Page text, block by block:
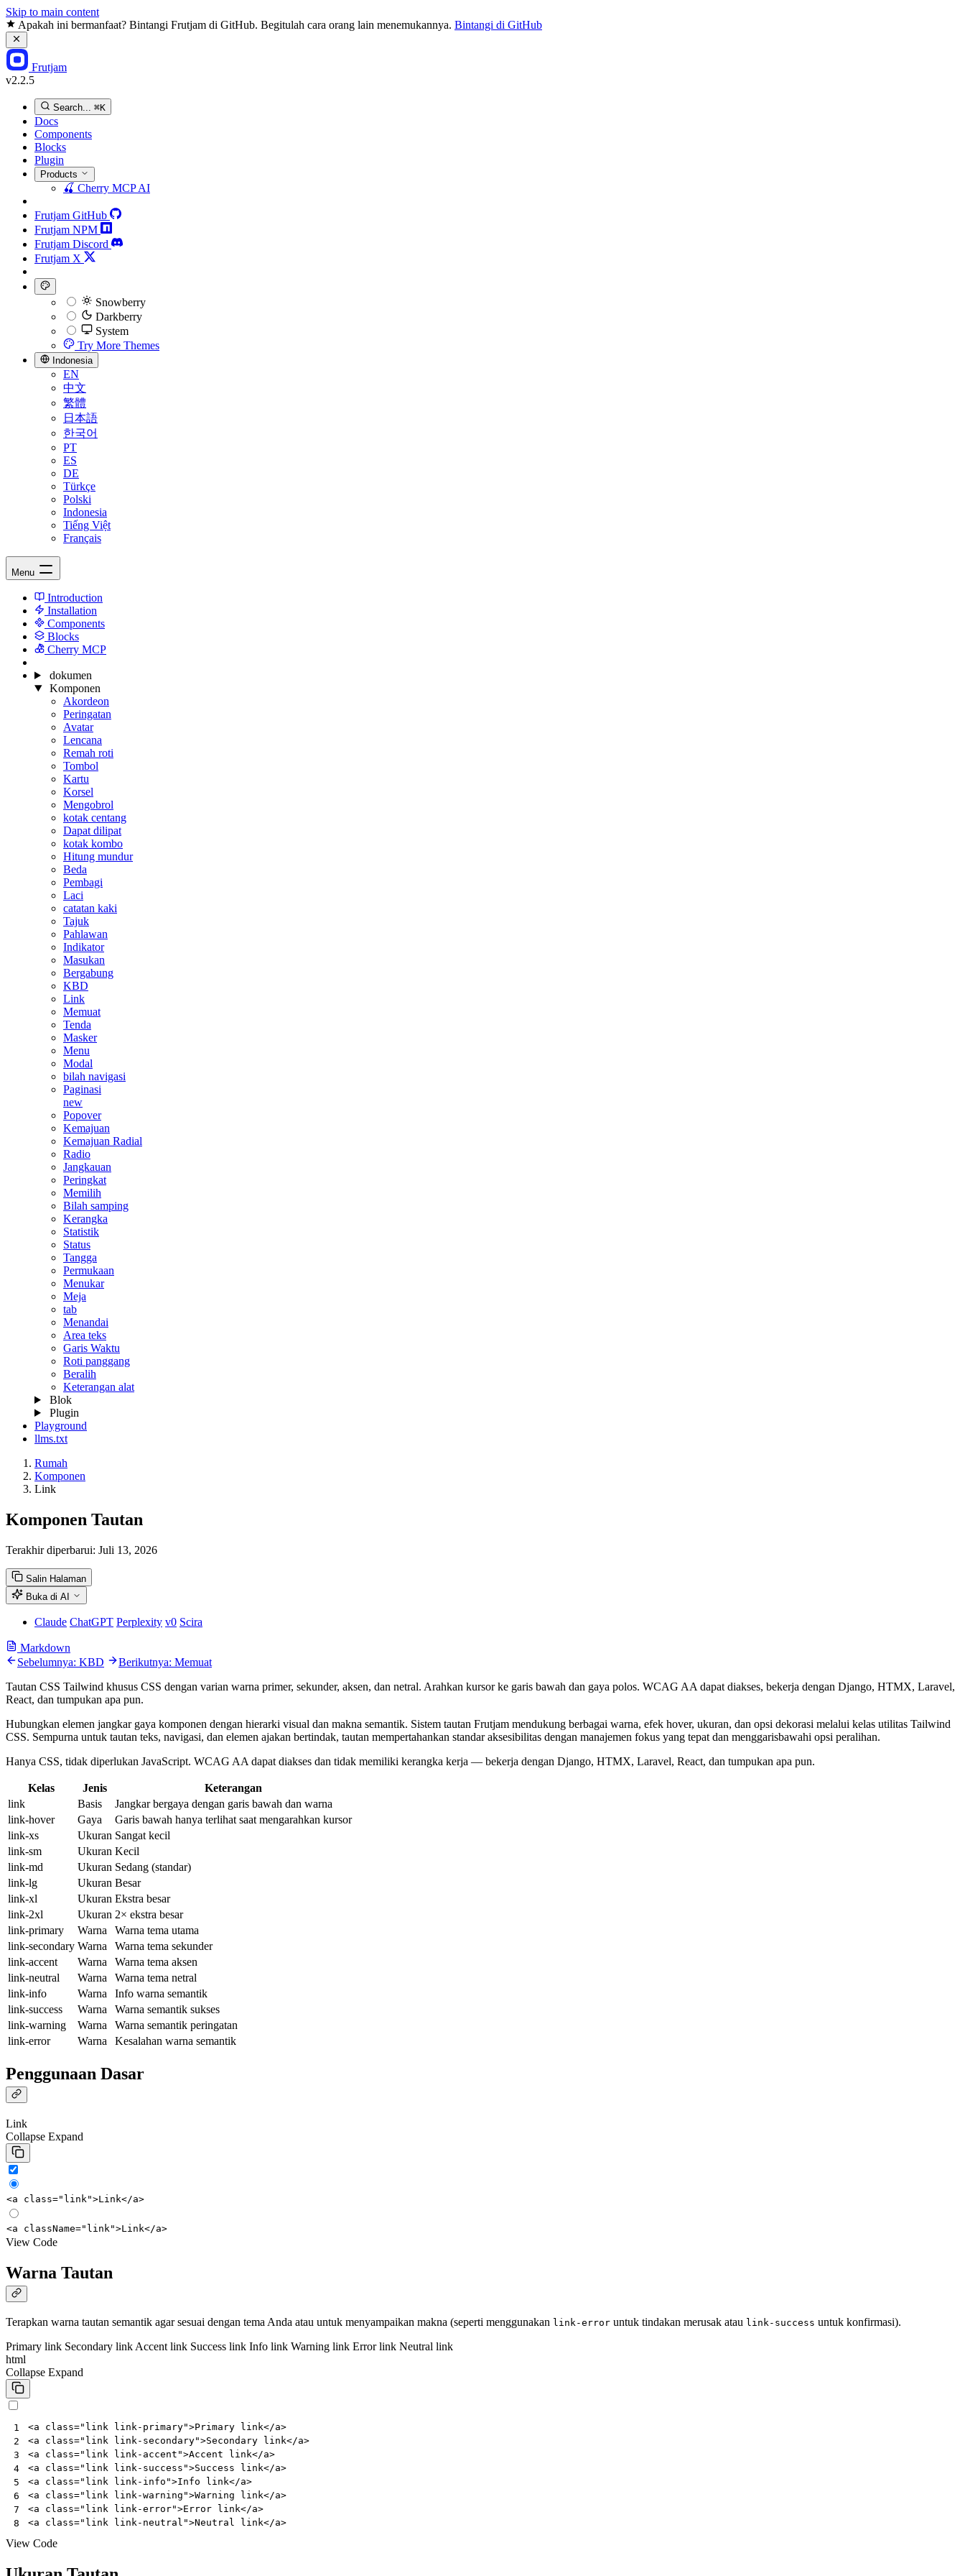
Skip to main content
Apakah ini bermanfaat? Bintangi Frutjam di GitHub. Begitulah cara orang lain menemukannya. Bintangi di GitHub
Frutjam
v2.2.5
Search... ⌘K
Docs
Components
Blocks
Plugin
Products
🍒 Cherry MCPAI
Frutjam GitHub
Frutjam NPM
Frutjam Discord
Frutjam X
Snowberry
Darkberry
System
Try More Themes
Indonesia
EN
中文
繁體
日本語
한국어
PT
ES
DE
Türkçe
Polski
Indonesia
Tiếng Việt
Français
Menu
Introduction
Installation
Components
Blocks
Cherry MCP
dokumen
Komponen
Akordeon
Peringatan
Avatar
Lencana
Remah roti
Tombol
Kartu
Korsel
Mengobrol
kotak centang
Dapat dilipat
kotak kombo
Hitung mundur
Beda
Pembagi
Laci
catatan kaki
Tajuk
Pahlawan
Indikator
Masukan
Bergabung
KBD
Link
Memuat
Tenda
Masker
Menu
Modal
bilah navigasi
Paginasi
new
Popover
Kemajuan
Kemajuan Radial
Radio
Jangkauan
Peringkat
Memilih
Bilah samping
Kerangka
Statistik
Status
Tangga
Permukaan
Menukar
Meja
tab
Menandai
Area teks
Garis Waktu
Roti panggang
Beralih
Keterangan alat
Blok
Plugin
Playground
llms.txt
Rumah
Komponen
Link
Komponen Tautan
Terakhir diperbarui: Juli 13, 2026
Salin Halaman
Buka di AI
Claude ChatGPT Perplexity v0 Scira
Markdown
Sebelumnya: KBD
Berikutnya: Memuat
Tautan CSS Tailwind khusus CSS dengan varian warna primer, sekunder, aksen, dan netral. Arahkan kursor ke garis bawah dan gaya polos. WCAG AA dapat diakses, bekerja dengan Django, HTMX, Laravel,
React, dan tumpukan apa pun.
Hubungkan elemen jangkar gaya komponen dengan hierarki visual dan makna semantik. Sistem tautan Frutjam mendukung berbagai warna, efek hover, ukuran, dan opsi dekorasi melalui kelas utilitas Tailwind
CSS. Sempurna untuk tautan teks, navigasi, dan elemen ajakan bertindak, tautan mempertahankan standar aksesibilitas dengan manajemen fokus yang tepat dan menggarisbawahi opsi peralihan.
Hanya CSS, tidak diperlukan JavaScript. WCAG AA dapat diakses dan tidak memiliki kerangka kerja — bekerja dengan Django, HTMX, Laravel, React, dan tumpukan apa pun.
Kelas Jenis
Keterangan
link
Basis
Jangkar bergaya dengan garis bawah dan warna
link-hover
Gaya
Garis bawah hanya terlihat saat mengarahkan kursor
link-xs
Ukuran Sangat kecil
link-sm
Ukuran Kecil
link-md
Ukuran Sedang (standar)
link-lg
Ukuran Besar
link-xl
Ukuran Ekstra besar
link-2xl
Ukuran 2× ekstra besar
link-primary
Warna
Warna tema utama
link-secondary Warna
Warna tema sekunder
link-accent
Warna
Warna tema aksen
link-neutral
Warna
Warna tema netral
link-info
Warna
Info warna semantik
link-success
Warna
Warna semantik sukses
link-warning
Warna
Warna semantik peringatan
link-error
Warna Kesalahan warna semantik
Penggunaan Dasar
Link
Collapse Expand
<a class="link">Link</a>
<a className="link">Link</a>
View Code
Warna Tautan
Terapkan warna tautan semantik agar sesuai dengan tema Anda atau untuk menyampaikan makna (seperti menggunakan link-error untuk tindakan merusak atau link-success untuk konfirmasi).
Primary link Secondary linkAccent link Success link Info link Warning link Error link Neutral link
html
Collapse Expand
1
2
3
4
5
6
7
8
<a class="link link-primary">Primary link</a>
<a class="link link-secondary">Secondary link</a>
<a class="link link-accent">Accent link</a>
<a class="link link-success">Success link</a>
<a class="link link-info">Info link</a>
<a class="link link-warning">Warning link</a>
<a class="link link-error">Error link</a>
<a class="link link-neutral">Neutral link</a>
View Code